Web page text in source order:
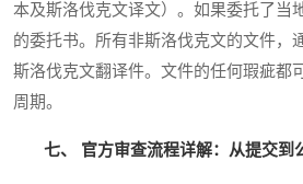
本及斯洛伐克文译文）。如果委托了当
的委托书。所有非斯洛伐克文的文件，
斯洛伐克文翻译件。文件的任何瑕疵都
周期。
七、 官方审查流程详解：从提交到